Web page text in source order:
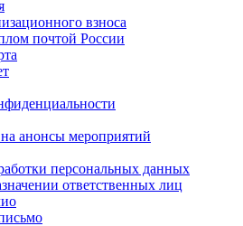
взноса
почтой России
анонсы мероприятий
персональных данных
ответственных лиц